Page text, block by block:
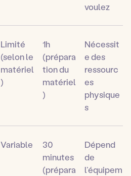
voulez
Limité
(selon le
matériel
)
1h
(prépara
tion du
matériel
)
Nécessit
e des
ressourc
es
physique
s
Variable
30
minutes
(prépara
Dépend
de
l’équipem